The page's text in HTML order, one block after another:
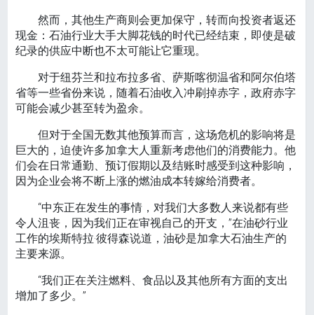
然而，其他生产商则会更加保守，转而向投资者返还
现金：石油行业大手大脚花钱的时代已经结束，即使是破
纪录的供应中断也不太可能让它重现。
对于纽芬兰和拉布拉多省、萨斯喀彻温省和阿尔伯塔
省等一些省份来说，随着石油收入冲刷掉赤字，政府赤字
可能会减少甚至转为盈余。
但对于全国无数其他预算而言，这场危机的影响将是
巨大的，迫使许多加拿大人重新考虑他们的消费能力。他
们会在日常通勤、预订假期以及结账时感受到这种影响，
因为企业会将不断上涨的燃油成本转嫁给消费者。
“中东正在发生的事情，对我们大多数人来说都有些
令人沮丧，因为我们正在审视自己的开支，”在油砂行业
工作的埃斯特拉·彼得森说道，油砂是加拿大石油生产的
主要来源。
“我们正在关注燃料、食品以及其他所有方面的支出
增加了多少。”